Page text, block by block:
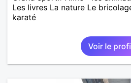
Les livres La nature Le
karaté
Voir le